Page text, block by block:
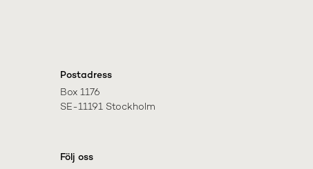
Postadress
Box 1176
SE-11191 Stockholm
Följ oss